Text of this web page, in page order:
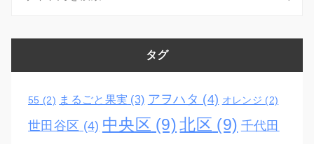
タグ
55 (2) まるごと果実 (3) アヲハタ (4) オレンジ (2)
世田谷区 (4) 中央区 (9) 北区 (9) 千代田